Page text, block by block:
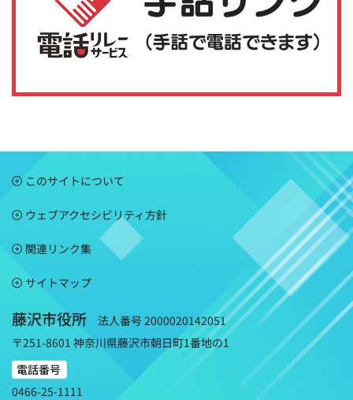
このサイトについて
ウェブアクセシビリティ方針
関連リンク集
サイトマップ
藤沢市役所
法人番号 2000020142051
〒251-8601 神奈川県藤沢市朝日町1番地の1
電話番号
0466-25-1111